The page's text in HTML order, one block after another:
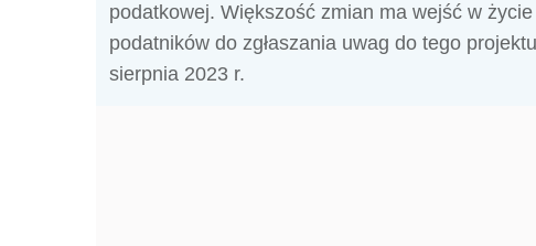
podatkowej. Większość zmian ma wejść w
podatników do zgłaszania uwag do tego
sierpnia 2023 r.